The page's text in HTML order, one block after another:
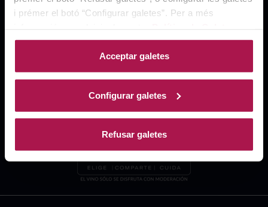
i prémer el botó “Configurar galetes”. Per a més
Acceptar galetes
Configurar galetes
Refusar galetes